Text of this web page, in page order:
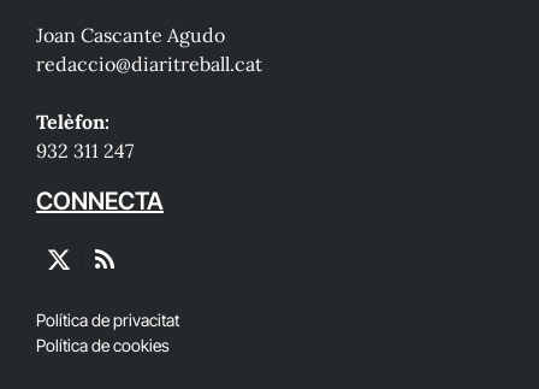
Joan Cascante Agudo
redaccio@diaritreball.cat
Telèfon:
932 311 247
CONNECTA
X
RSS
Política de privacitat
Política de cookies